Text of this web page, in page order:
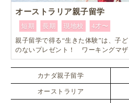
オーストラリア親子留学
短期 長期 現地校
4才〜
親子留学で得る“生きた体験”は、子
のないプレゼント！ ワーキングマ
からはじめるオーストラリア親子留学
カナダ親子留学
オーストラリア